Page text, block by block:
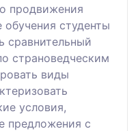
продвижения
обучения студенты
сравнительный
страноведческим
виды
условия,
предложения с